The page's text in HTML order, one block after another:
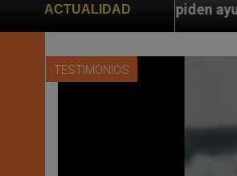
ACTUALIDAD
ayuda a Marco Rubio ante
TESTIMONIOS